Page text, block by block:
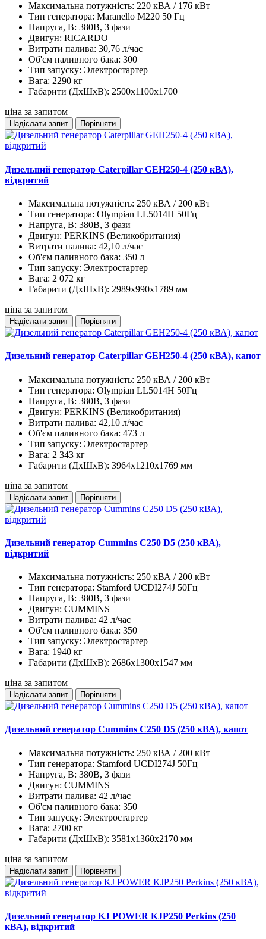
Максимальна потужність: 220 кВА / 176 кВт
Тип генератора: Maranello M220 50 Гц
Напруга, В: 380В, 3 фази
Двигун: RICARDO
Витрати палива: 30,76 л/час
Об'єм паливного бака: 300
Тип запуску: Электростартер
Вага: 2290 кг
Габарити (ДхШхВ): 2500х1100х1700
ціна за запитом
Надіслати запит Порівняти
Дизельний генератор Caterpillar GEH250-4 (250 кВА),
відкритий
Максимальна потужність: 250 кВА / 200 кВт
Тип генератора: Olympian LL5014H 50Гц
Напруга, В: 380В, 3 фази
Двигун: PERKINS (Великобритания)
Витрати палива: 42,10 л/час
Об'єм паливного бака: 350 л
Тип запуску: Электростартер
Вага: 2 072 кг
Габарити (ДхШхВ): 2989х990х1789 мм
ціна за запитом
Надіслати запит Порівняти
Дизельний генератор Caterpillar GEH250-4 (250 кВА), капот
Максимальна потужність: 250 кВА / 200 кВт
Тип генератора: Olympian LL5014H 50Гц
Напруга, В: 380В, 3 фази
Двигун: PERKINS (Великобритания)
Витрати палива: 42,10 л/час
Об'єм паливного бака: 473 л
Тип запуску: Электростартер
Вага: 2 343 кг
Габарити (ДхШхВ): 3964х1210х1769 мм
ціна за запитом
Надіслати запит Порівняти
Дизельний генератор Cummins C250 D5 (250 кВА),
відкритий
Максимальна потужність: 250 кВА / 200 кВт
Тип генератора: Stamford UCDI274J 50Гц
Напруга, В: 380В, 3 фази
Двигун: CUMMINS
Витрати палива: 42 л/час
Об'єм паливного бака: 350
Тип запуску: Электростартер
Вага: 1940 кг
Габарити (ДхШхВ): 2686х1300х1547 мм
ціна за запитом
Надіслати запит Порівняти
Дизельний генератор Cummins C250 D5 (250 кВА), капот
Максимальна потужність: 250 кВА / 200 кВт
Тип генератора: Stamford UCDI274J 50Гц
Напруга, В: 380В, 3 фази
Двигун: CUMMINS
Витрати палива: 42 л/час
Об'єм паливного бака: 350
Тип запуску: Электростартер
Вага: 2700 кг
Габарити (ДхШхВ): 3581х1360х2170 мм
ціна за запитом
Надіслати запит Порівняти
Дизельний генератор KJ POWER KJP250 Perkins (250
кВА), відкритий